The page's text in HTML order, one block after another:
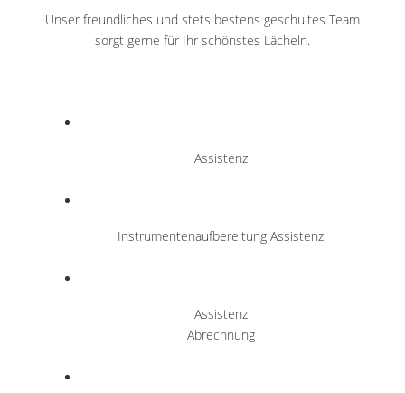
Unser freundliches und stets bestens geschultes Team
sorgt gerne für Ihr schönstes Lächeln.
Assistenz
Instrumentenaufbereitung Assistenz
Assistenz
Abrechnung